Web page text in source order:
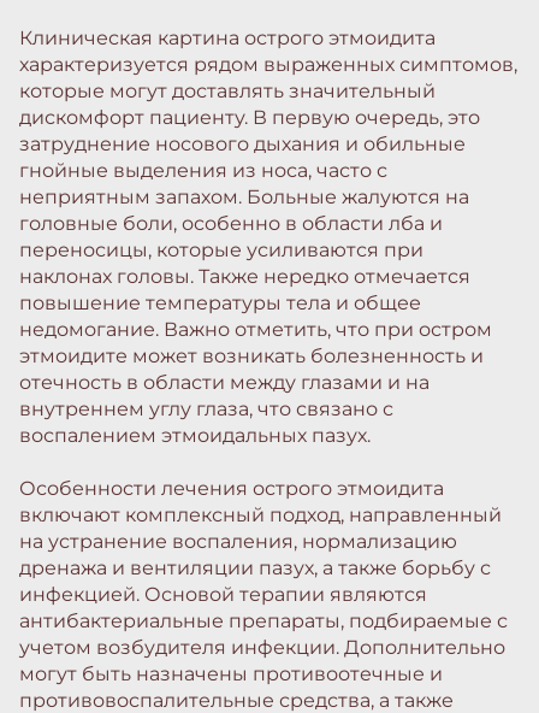
Клиническая картина острого этмоидита
характеризуется рядом выраженных симптомов,
которые могут доставлять значительный
дискомфорт пациенту. В первую очередь, это
затруднение носового дыхания и обильные
гнойные выделения из носа, часто с
неприятным запахом. Больные жалуются на
головные боли, особенно в области лба и
переносицы, которые усиливаются при
наклонах головы. Также нередко отмечается
повышение температуры тела и общее
недомогание. Важно отметить, что при остром
этмоидите может возникать болезненность и
отечность в области между глазами и на
внутреннем углу глаза, что связано с
воспалением этмоидальных пазух.
Особенности лечения острого этмоидита
включают комплексный подход, направленный
на устранение воспаления, нормализацию
дренажа и вентиляции пазух, а также борьбу с
инфекцией. Основой терапии являются
антибактериальные препараты, подбираемые с
учетом возбудителя инфекции. Дополнительно
могут быть назначены противоотечные и
противовоспалительные средства, а также